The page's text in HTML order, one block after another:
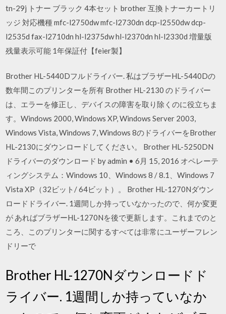
tn-29j トナー ブラック 4本セット brother 互換トナーカートリ
ッジ 対応機種 mfc-l2750dw mfc-l2730dn dcp-l2550dw dcp-
l2535d fax-l2710dn hl-l2375dw hl-l2370dn hl-l2330d 増量版
残量表示可能 1年保証付【feier製】
Brother HL-5440Dフルドライバー. 私はブラザーHL-5440Dの
数年間このプリンターを所有 Brother HL-2130 のドライバー
は、エラーを修正し、デバイスの障害を取り除くのに役立ちま
す。Windows 2000, Windows XP, Windows Server 2003,
Windows Vista, Windows 7, Windows 8のドライバーをBrother
HL-2130にダウンロードしてください。 Brother HL-5250DN
ドライバーのダウンロード by admin • 6月 15, 2016 オペレーテ
ィングシステム：Windows 10、Windows 8 / 8.1、Windows 7
Vista XP（32ビット/ 64ビット）。 Brother HL-1270Nダウン
ロードドライバー. 1週間しか持っていなかったので、何か変更
が あればブラザーHL-1270Nを後で更新します。これまでのと
ころ、このプリンターに関するすべては非常にユーザーフレン
ドリーで
Brother HL-1270Nダウンロードド
ライバー. 1週間しか持っていなか